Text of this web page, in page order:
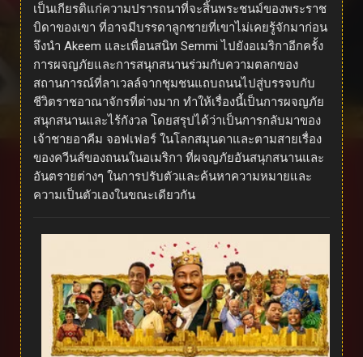
เป็นเกียรติแก่ความปรารถนาที่จะสิ้นพระชนม์ของพระราช
บิดาของเขา ที่อาจมีบรรดาลูกชายที่เขาไม่เคยรู้จักมาก่อน
จึงนำ Akeem และเพื่อนสนิท Semmi ไปยังอเมริกาอีกครั้ง
การผจญภัยและการสนุกสนานร่วมกับความตลกของ
สถานการณ์ที่ลาเวลล์จากชุมชนแถบถนนไปสู่บรรจบกับ
ชีวิตราชอาณาจักรที่ต่างมาก ทำให้เรื่องนี้เป็นการผจญภัย
สนุกสนานและไร้กังวล โดยสรุปได้ว่าเป็นการกลับมาของ
เจ้าชายอาคีม จอฟเฟอร์ ในโลกสมุนดาและตามสายเรื่อง
ของควีนส์ของถนนในอเมริกา ที่ผจญภัยอันสนุกสนานและ
อันตรายต่างๆ ในการปรับตัวและค้นหาความหมายและ
ความเป็นตัวเองในขณะเดียวกัน